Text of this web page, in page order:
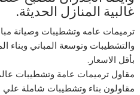
غالبية المنازل الحديثة.
ترميمات عامه وتشطيبات وصيانة
والتشطيبات وتوسعة المباني وبناء
بأقل الاسعار.
مقاول ترميمات عامة وتشطيبات
مقاولون بناء وتشطيبات شاملة علي